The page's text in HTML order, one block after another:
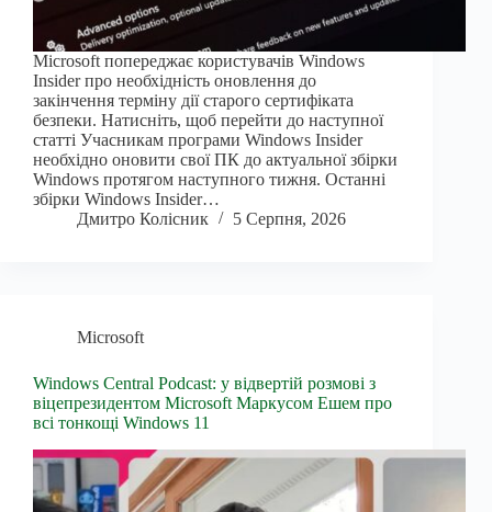
Microsoft попереджає користувачів Windows
Insider про необхідність оновлення до
закінчення терміну дії старого сертифіката
безпеки. Натисніть, щоб перейти до наступної
статті Учасникам програми Windows Insider
необхідно оновити свої ПК до актуальної збірки
Windows протягом наступного тижня. Останні
збірки Windows Insider…
Дмитро Колісник
5 Серпня, 2026
Microsoft
Windows Central Podcast: у відвертій розмові з
віцепрезидентом Microsoft Маркусом Ешем про
всі тонкощі Windows 11